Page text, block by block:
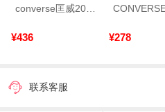
converse匡威2026年男女Chuck Taylor CORE帆布鞋101009
¥436 ¥278
联系客服